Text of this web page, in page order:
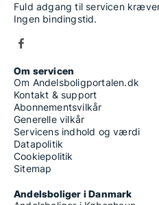
Fuld adgang til servicen
Ingen bindingstid.
Om servicen
Om Andelsboligportalen.dk
Kontakt & support
Abonnementsvilkår
Generelle vilkår
Servicens indhold og værdi
Datapolitik
Cookiepolitik
Sitemap
Andelsboliger i Danmark